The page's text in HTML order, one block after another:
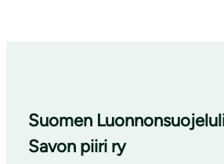
Suomen
Savon piiri ry